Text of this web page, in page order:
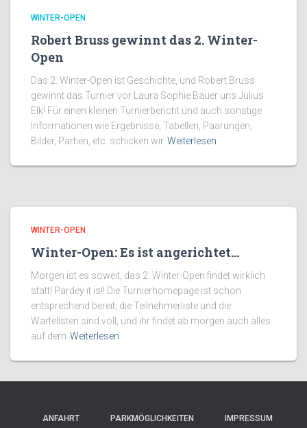
WINTER-OPEN
Robert Bruss gewinnt das 2. Winter-
Open
Das 2. Winter-Open ist Geschichte, und Robert Bruss
gewinnt das Turnier vor Laura Sophie Bauer uns Julius
Elk! Für einen kleinen Turnierbericht und auch sonstige
Informationen wie Ergebnisse, Tabellen, Paarungen,
Bilder, Partien, etc. schicken wir Weiterlesen
WINTER-OPEN
Winter-Open: Es ist angerichtet…
Morgen ist es soweit, das 2. Winter-Open findet wirklich
statt! Pardey it is!! Die Turnierhomepage ist schon
entsprechend bereit, die Teilnehmerliste und die
Wartelisten sind voll, und ihr findet ab morgen auch alles
auf dem Weiterlesen
ANFAHRT PARKMÖGLICHKEITEN IMPRESSUM